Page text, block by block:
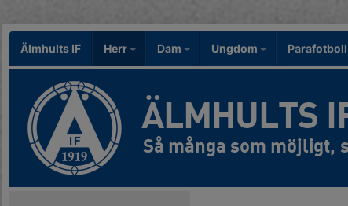
Älmhults IF Herr Dam Ungdom Parafotboll
ÄLMHULTS